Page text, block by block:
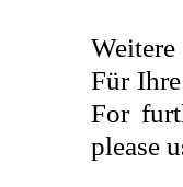
Für
For
please